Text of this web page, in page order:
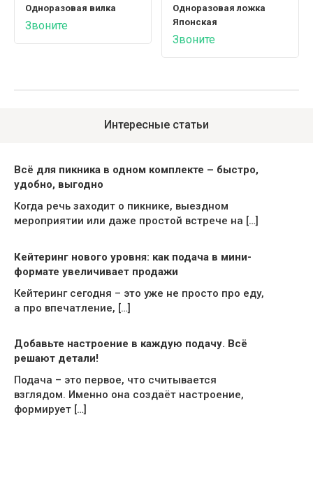
Одноразовая вилка
Звоните
Одноразовая ложка
Японская
Звоните
Интересные статьи
Всё для пикника в одном комплекте – быстро,
удобно, выгодно
Когда речь заходит о пикнике, выездном
мероприятии или даже простой встрече на […]
Кейтеринг нового уровня: как подача в мини-
формате увеличивает продажи
Кейтеринг сегодня – это уже не просто про еду,
а про впечатление, […]
Добавьте настроение в каждую подачу. Всё
решают детали!
Подача – это первое, что считывается
взглядом. Именно она создаёт настроение,
формирует […]